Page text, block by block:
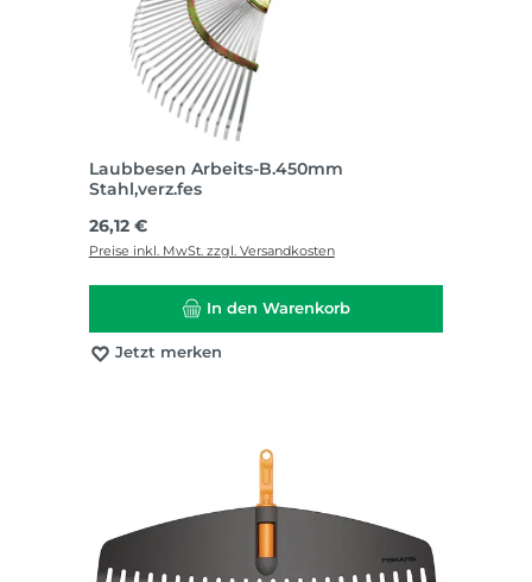
Laubbesen Arbeits-B.450mm
Stahl,verz.fes
Regulärer Preis:
26,12 €
Preise inkl. MwSt. zzgl. Versandkosten
In den Warenkorb
Jetzt merken